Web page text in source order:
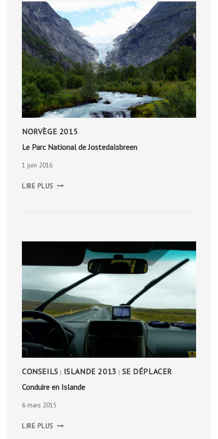
NORVÈGE 2015
Le Parc National de Jostedalsbreen
1 juin 2016
LIRE PLUS PARC
CONSEILS | ISLANDE 2013 | SE DÉPLACER
Conduire en Islande
6 mars 2015
LIRE PLUS